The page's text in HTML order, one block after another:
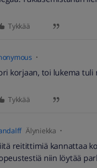
Tykkää
korjaan, toi lukema
Tykkää
Älyniekka
reitittimiä kannattaa
niin löytää